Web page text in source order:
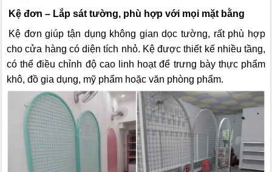
Kệ đơn – Lắp sát tường, phù hợp với mọi mặt bằng
Kệ đơn giúp tận dụng không gian dọc tường, rất phù hợp
cho cửa hàng có diện tích nhỏ. Kệ được thiết kế nhiều tầng,
có thể điều chỉnh độ cao linh hoạt để trưng bày thực phẩm
khô, đồ gia dụng, mỹ phẩm hoặc văn phòng phẩm.